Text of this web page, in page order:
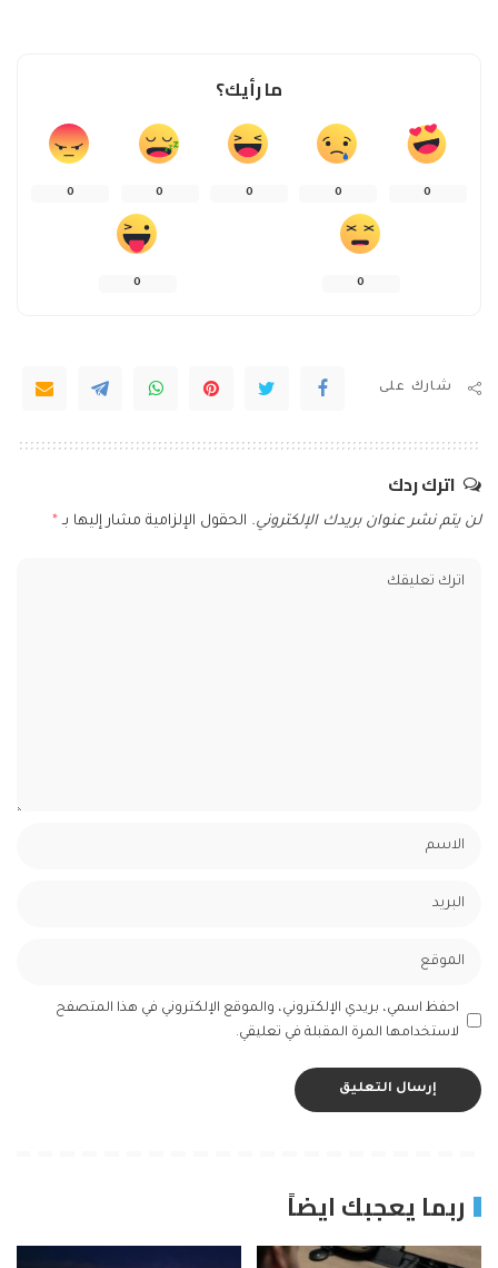
ما رأيك؟
0
0
0
0
0
0
0
شارك على
اترك ردك
لن يتم نشر عنوان بريدك الإلكتروني. الحقول الإلزامية مشار إليها بـ *
احفظ اسمي، بريدي الإلكتروني، والموقع الإلكتروني في هذا المتصفح
لاستخدامها المرة المقبلة في تعليقي.
ربما يعجبك ايضاً